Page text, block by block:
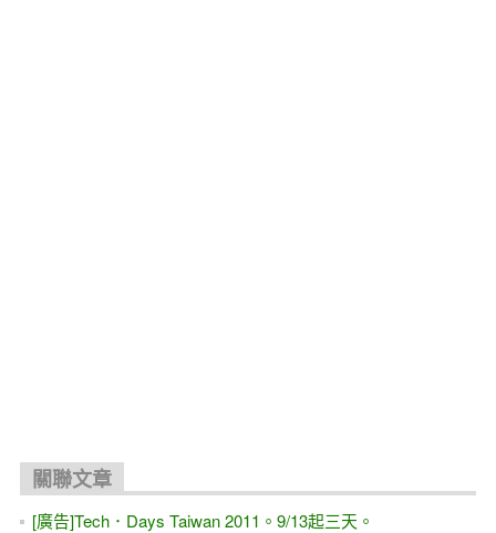
關聯文章
[廣告]Tech．Days Taiwan 2011。9/13起三天。